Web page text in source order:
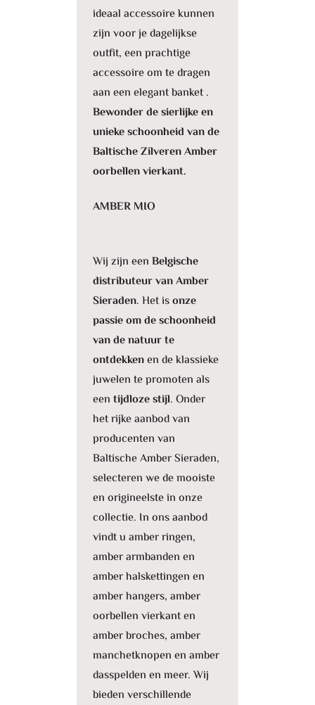
ideaal accessoire kunnen
zijn voor je dagelijkse
outfit, een prachtige
accessoire om te dragen
aan een elegant banket .
Bewonder de sierlijke en
unieke schoonheid van de
Baltische Zilveren Amber
oorbellen vierkant.
AMBER MIO
Wij zijn een Belgische
distributeur van Amber
Sieraden. Het isonze
passie om de schoonheid
van de natuur te
ontdekkenen de klassieke
juwelen te promoten als
een tijdloze stijl. Onder
het rijke aanbod van
producenten van
Baltische Amber Sieraden,
selecteren we de mooiste
en origineelste in onze
collectie. In ons aanbod
vindt u amber ringen,
amber armbanden en
amber halskettingen en
amber hangers, amber
oorbellen vierkant en
amber broches, amber
manchetknopen en amber
dasspelden en meer. Wij
bieden verschillende